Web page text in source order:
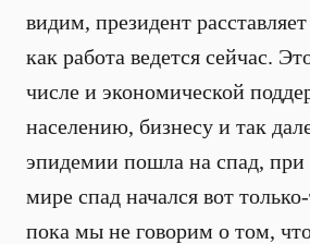
видим, президент
как работа ведется сейчас.
числе и экономической
населению, бизнесу и так
эпидемии пошла на спад, при
мире спад начался вот
пока мы не говорим о том,